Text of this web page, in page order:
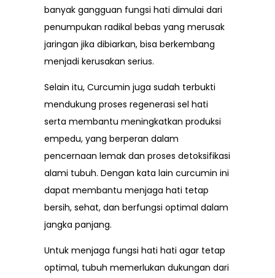
banyak gangguan fungsi hati dimulai dari
penumpukan radikal bebas yang merusak
jaringan jika dibiarkan, bisa berkembang
menjadi kerusakan serius.
Selain itu, Curcumin juga sudah terbukti
mendukung proses regenerasi sel hati
serta membantu meningkatkan produksi
empedu, yang berperan dalam
pencernaan lemak dan proses detoksifikasi
alami tubuh. Dengan kata lain curcumin ini
dapat membantu menjaga hati tetap
bersih, sehat, dan berfungsi optimal dalam
jangka panjang.
Untuk menjaga fungsi hati hati agar tetap
optimal, tubuh memerlukan dukungan dari